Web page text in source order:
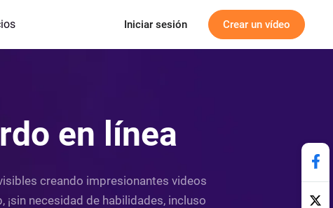
Iniciar sesión Crear un vídeo
en línea
creando impresionantes videos
necesidad de habilidades, incluso